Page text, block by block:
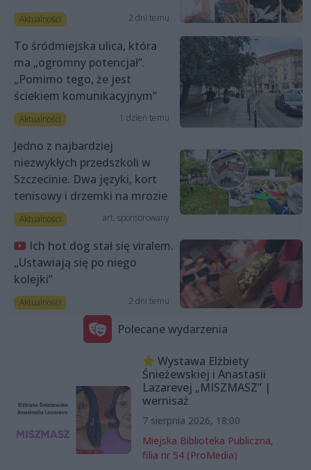
Aktualności 2 dni temu
To śródmiejska ulica, która
ma „ogromny potencjał”.
„Pomimo tego, że jest
ściekiem komunikacyjnym”
Aktualności 1 dzień temu
Jedno z najbardziej
niezwykłych przedszkoli w
Szczecinie. Dwa języki, kort
tenisowy i drzemki na mrozie
Aktualności art. sponsorowany
Ich hot dog stał się viralem.
„Ustawiają się po niego
kolejki”
Aktualności 2 dni temu
Polecane wydarzenia
Wystawa Elżbiety
Śnieżewskiej i Anastasii
Lazarevej „MISZMASZ” |
wernisaż
7 sierpnia 2026, 18:00
Miejska Biblioteka Publiczna,
filia nr 54 (ProMedia)